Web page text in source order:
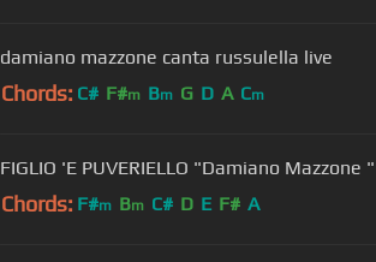
damiano mazzone canta russulella live
Chords: C# F#m Bm G D A Cm
FIGLIO 'E PUVERIELLO "Damiano Mazzone "
Chords: F#m Bm C# D E F# A